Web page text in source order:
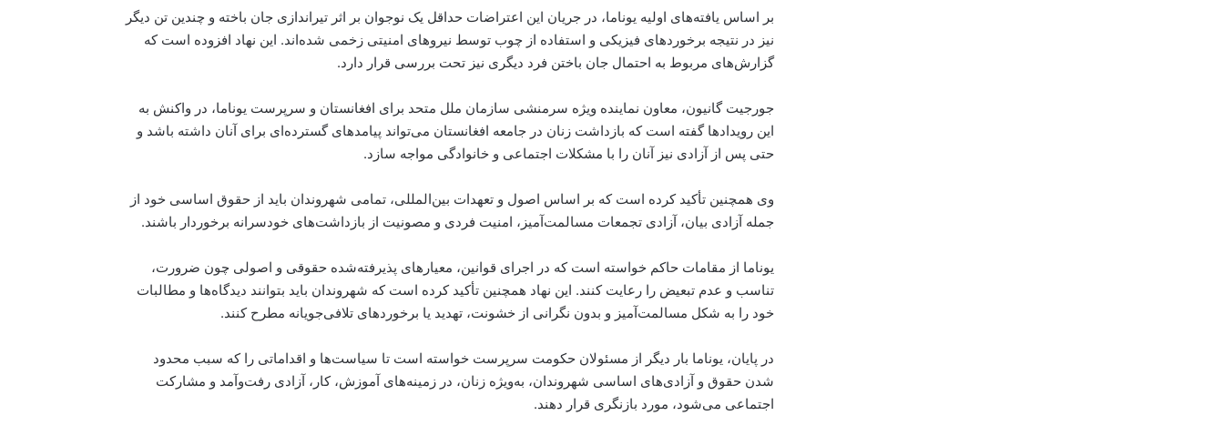
بر اساس یافته‌های اولیه یوناما، در جریان این اعتراضات حداقل یک نوجوان بر اثر تیراندازی جان باخته و چندین تن دیگر
نیز در نتیجه برخوردهای فیزیکی و استفاده از چوب توسط نیروهای امنیتی زخمی شده‌اند. این نهاد افزوده است که
گزارش‌های مربوط به احتمال جان باختن فرد دیگری نیز تحت بررسی قرار دارد.
جورجیت گانیون، معاون نماینده ویژه سرمنشی سازمان ملل متحد برای افغانستان و سرپرست یوناما، در واکنش به
این رویدادها گفته است که بازداشت زنان در جامعه افغانستان می‌تواند پیامدهای گسترده‌ای برای آنان داشته باشد و
حتی پس از آزادی نیز آنان را با مشکلات اجتماعی و خانوادگی مواجه سازد.
وی همچنین تأکید کرده است که بر اساس اصول و تعهدات بین‌المللی، تمامی شهروندان باید از حقوق اساسی خود از
جمله آزادی بیان، آزادی تجمعات مسالمت‌آمیز، امنیت فردی و مصونیت از بازداشت‌های خودسرانه برخوردار باشند.
یوناما از مقامات حاکم خواسته است که در اجرای قوانین، معیارهای پذیرفته‌شده حقوقی و اصولی چون ضرورت،
تناسب و عدم تبعیض را رعایت کنند. این نهاد همچنین تأکید کرده است که شهروندان باید بتوانند دیدگاه‌ها و مطالبات
خود را به شکل مسالمت‌آمیز و بدون نگرانی از خشونت، تهدید یا برخوردهای تلافی‌جویانه مطرح کنند.
در پایان، یوناما بار دیگر از مسئولان حکومت سرپرست خواسته است تا سیاست‌ها و اقداماتی را که سبب محدود
شدن حقوق و آزادی‌های اساسی شهروندان، به‌ویژه زنان، در زمینه‌های آموزش، کار، آزادی رفت‌وآمد و مشارکت
اجتماعی می‌شود، مورد بازنگری قرار دهند.